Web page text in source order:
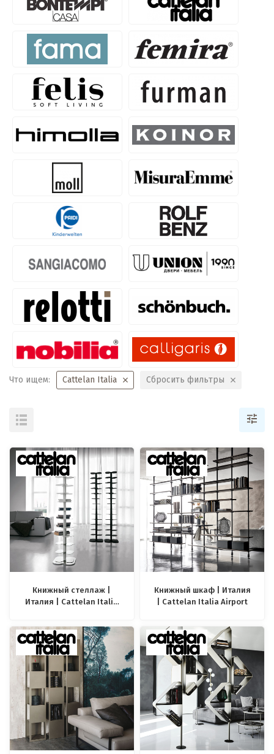
Что ищем: Cattelan Italia Сбросить фильтры
Книжный стеллаж |
Италия | Cattelan Italia
Книжный шкаф | Италия
| Cattelan Italia Airport